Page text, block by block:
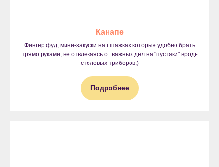
Канапе
Фингер фуд, мини-закуски на шпажках которые удобно брать
прямо руками, не отвлекаясь от важных дел на "пустяки" вроде
столовых приборов;)
Подробнее